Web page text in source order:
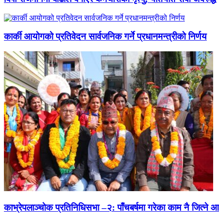
कार्की आयोगको प्रतिवेदन सार्वजनिक गर्ने प्रधानमन्त्रीको निर्णय
काभ्रेपलाञ्चोक प्रतिनिधिसभा –२: पाँचबर्षमा गरेका काम नै जित्ने